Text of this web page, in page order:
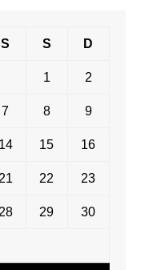
S S D
1 2
7 8 9
14 15 16
21 22 23
28 29 30